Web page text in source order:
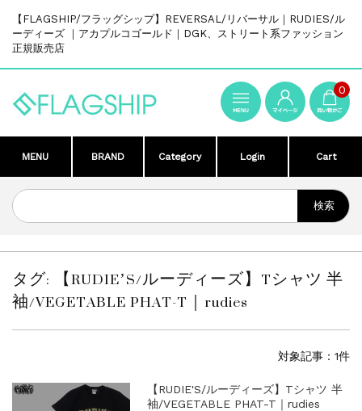
【FLAGSHIP/フラッグシップ】REVERSAL/リバーサル｜RUDIES/ル
ーディーズ ｜アカプルコゴールド｜DGK、ストリート系ファッション
正規販売店
0
MENU BRAND Category Login Cart
タグ: 【RUDIE’S/ルーディーズ】Tシャツ 半
袖/VEGETABLE PHAT-T｜rudies
対象記事：1件
【RUDIE'S/ルーディーズ】Tシャツ 半
袖/VEGETABLE PHAT-T｜rudies